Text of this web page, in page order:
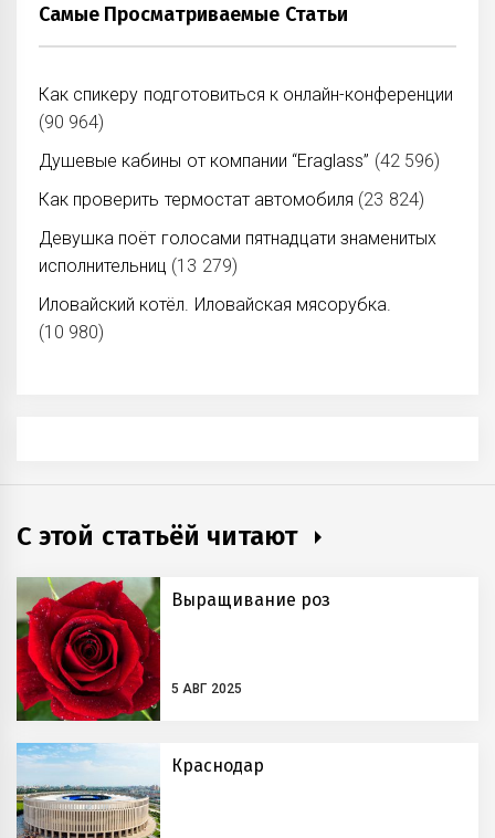
Самые Просматриваемые Статьи
Как спикеру подготовиться к онлайн-конференции
(90 964)
Душевые кабины от компании “Eraglass” (42 596)
Как проверить термостат автомобиля (23 824)
Девушка поёт голосами пятнадцати знаменитых
исполнительниц (13 279)
Иловайский котёл. Иловайская мясорубка.
(10 980)
С этой статьёй читают
Выращивание роз
5 АВГ 2025
Краснодар